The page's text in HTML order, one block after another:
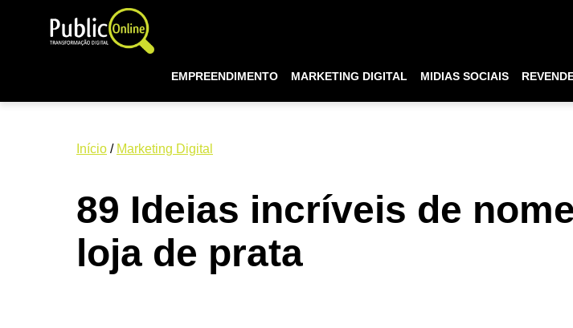
EMPREENDIMENTO MARKETING DIGITAL MIDIAS SOCIAIS
Início / Marketing Digital
89 Ideias incríveis de
loja de prata